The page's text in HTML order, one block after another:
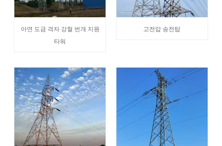
아연 도금 격자 강철 번개 지원
타워
고전압 송전탑